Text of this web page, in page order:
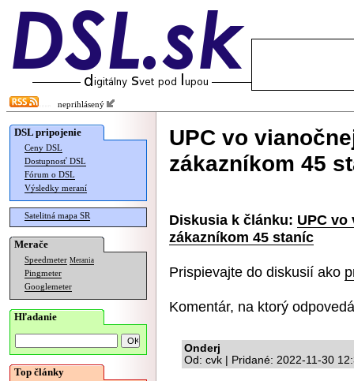
neprihlásený
DSL pripojenie
Ceny DSL
Dostupnosť DSL
Fórum o DSL
Výsledky meraní
Satelitná mapa SR
Merače
Speedmeter Merania
Pingmeter
Googlemeter
Hľadanie
Top články
UPC vo
zákazníkom 45
Diskusia k článku: UPC
zákazníkom 45 staníc
Prispievajte do diskusií ako
Komentár, na ktorý
Onderj
Od: cvk | Pridané: 2022-11-30